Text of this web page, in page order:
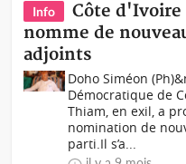
Info
Côte d'Ivoire
nomme de
adjoints
Doho Siméon
Démocratique de
Thiam, en exil, a
nomination de
parti.Il s’a...